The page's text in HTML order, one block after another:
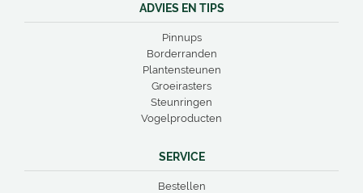
ADVIES EN TIPS
Pinnups
Borderranden
Plantensteunen
Groeirasters
Steunringen
Vogelproducten
SERVICE
Bestellen